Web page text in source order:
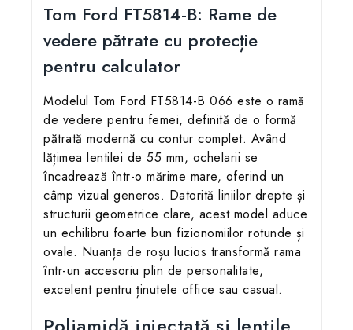
Tom Ford FT5814-B: Rame de
vedere pătrate cu protecție
pentru calculator
Modelul Tom Ford FT5814-B 066 este o ramă
de vedere pentru femei, definită de o formă
pătrată modernă cu contur complet. Având
lățimea lentilei de 55 mm, ochelarii se
încadrează într-o mărime mare, oferind un
câmp vizual generos. Datorită liniilor drepte și
structurii geometrice clare, acest model aduce
un echilibru foarte bun fizionomiilor rotunde și
ovale. Nuanța de roșu lucios transformă rama
într-un accesoriu plin de personalitate,
excelent pentru ținutele office sau casual.